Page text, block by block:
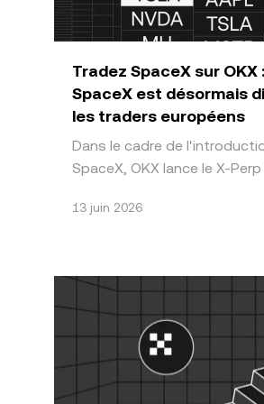
Tradez SpaceX sur OKX
SpaceX est désormais
les traders européens
Dans le cadre de
SpaceX, OKX lance le X-
variations du prix de
13 juin 2026